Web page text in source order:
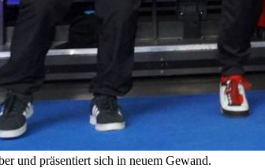
und präsentiert sich in neuem Gewand.